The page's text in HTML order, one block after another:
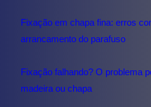
Fixação em chapa fina: erros
arrancamento do parafuso
Fixação falhando? O problema
madeira ou chapa